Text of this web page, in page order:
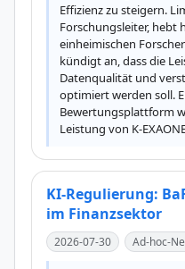
Effizienz zu steigern.
Forschungsleiter, hebt
einheimischen
kündigt an, dass die
Datenqualität und
optimiert werden soll.
Bewertungsplattform
Leistung von K-
KI-Regulierung:
im Finanzsektor
2026-07-30 Ad-hoc-